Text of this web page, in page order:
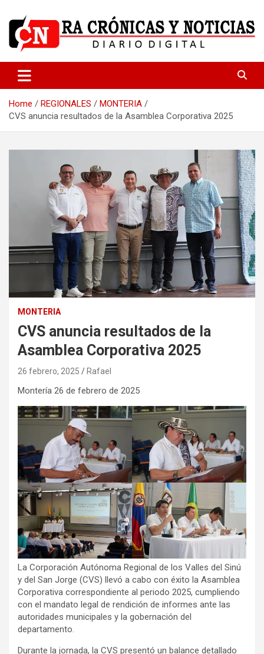
content
R.A Crónicas y Noticias
Home REGIONALES
MONTERIA
CVS anuncia resultados de la Asamblea Corporativa 2025
MONTERIA
CVS anuncia resultados de la
Asamblea Corporativa 2025
26 febrero, 2025 Rafael
Montería 26 de febrero de 2025
La Corporación Autónoma Regional de los Valles del Sinú
y del San Jorge (CVS) llevó a cabo con éxito la Asamblea
Corporativa correspondiente al periodo 2025, cumpliendo
con el mandato legal de rendición de informes ante las
autoridades municipales y la gobernación del
departamento.
Durante la jornada, la CVS presentó un balance detallado